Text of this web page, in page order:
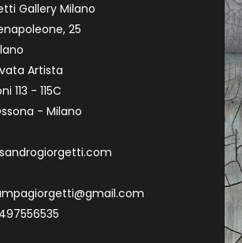
Gallery Milano
25
Artista
113 - 115C
- Milano